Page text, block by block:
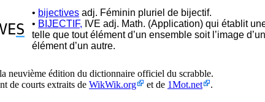
S
• bijectives adj. Féminin pluriel de bijectif.
• BIJECTIF, IVE adj. Math. (Application) qui établit
telle que tout élément d’un ensemble soit l’image
élément d’un autre.
neuvième édition du dictionnaire officiel du scrabble.
de courts extraits de WikWik.org et de 1Mot.net .